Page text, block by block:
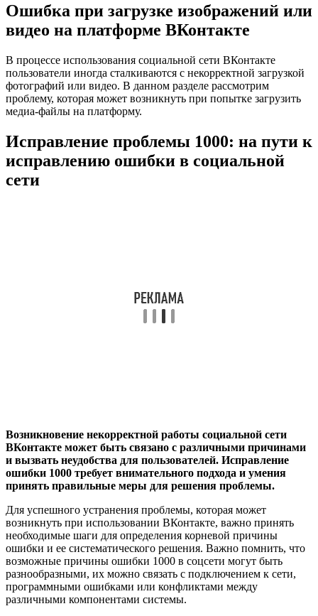
Ошибка при загрузке изображений или
видео на платформе ВКонтакте
В процессе использования социальной сети ВКонтакте
пользователи иногда сталкиваются с некорректной загрузкой
фотографий или видео. В данном разделе рассмотрим
проблему, которая может возникнуть при попытке загрузить
медиа-файлы на платформу.
Исправление проблемы 1000: на пути к
исправлению ошибки в социальной
сети
Возникновение некорректной работы социальной сети
ВКонтакте может быть связано с различными причинами
и вызвать неудобства для пользователей. Исправление
ошибки 1000 требует внимательного подхода и умения
принять правильные меры для решения проблемы.
Для успешного устранения проблемы, которая может
возникнуть при использовании ВКонтакте, важно принять
необходимые шаги для определения корневой причины
ошибки и ее систематического решения. Важно помнить, что
возможные причины ошибки 1000 в соцсети могут быть
разнообразными, их можно связать с подключением к сети,
программными ошибками или конфликтами между
различными компонентами системы.